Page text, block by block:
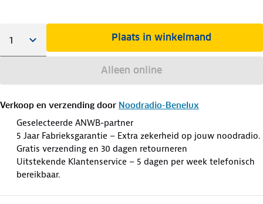
Plaats in winkelmand
Alleen online
Verkoop en verzending door Noodradio-Benelux
Geselecteerde ANWB-partner
5 Jaar Fabrieksgarantie – Extra zekerheid op jouw noodradio.
Gratis verzending en 30 dagen retourneren
Uitstekende Klantenservice – 5 dagen per week telefonisch
bereikbaar.